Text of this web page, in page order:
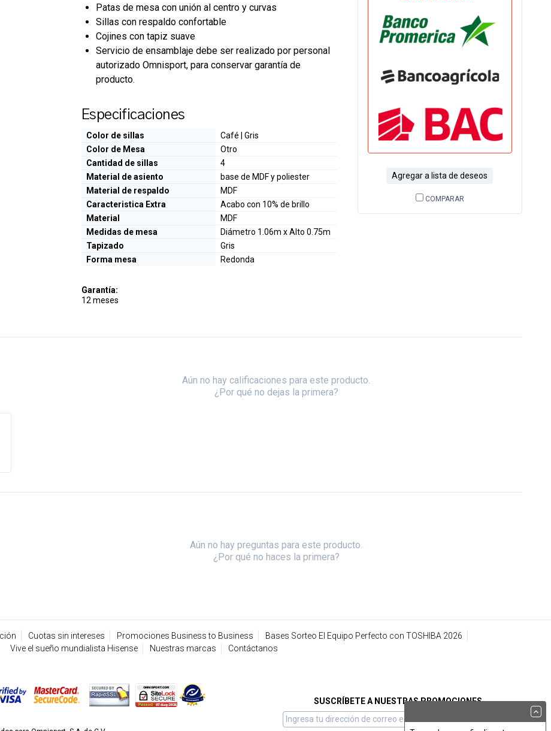
Agregar a lista de deseos
COMPARAR
Patas de mesa con unión al centro y curvas
Sillas con respaldo confortable
Cojines con tapiz suave
Servicio de ensamblaje debe ser realizado por personal
autorizado Omnisport, para conservar garantía de
producto.
Especificaciones
Color de sillas
Café | Gris
Color de Mesa
Otro
Cantidad de sillas
4
Material de asiento
base de MDF y poliester
Material de respaldo
MDF
Caracteristica Extra
Acabo con 10% de brillo
Material
MDF
Medidas de mesa
Diámetro 1.06m x Alto 0.75m
Tapizado
Gris
Forma mesa
Redonda
Garantía:
12 meses
Aún no hay calificaciones para este producto.
¿Por qué no dejas la primera?
Aún no hay preguntas para este producto.
¿Por qué no haces la primera?
Cuotas sin intereses Promociones Business to Business
Bases Sorteo El Equipo Perfecto con TOSHIBA 2026
Vive el sueño mundialista Hisense
Nuestras marcas Contáctanos
SUSCRÍBETE A NUESTRAS PROMOCIONES